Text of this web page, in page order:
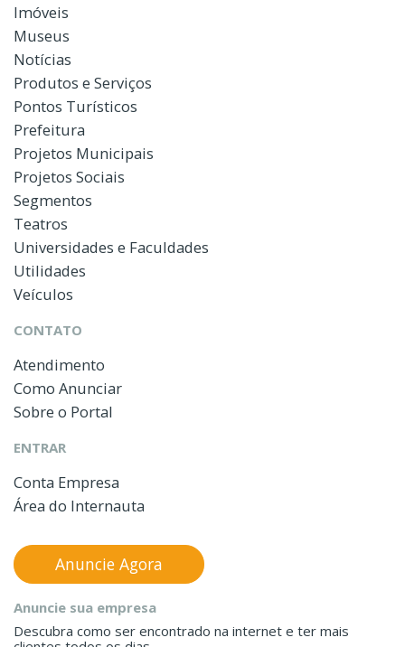
Imóveis
Museus
Notícias
Produtos e Serviços
Pontos Turísticos
Prefeitura
Projetos Municipais
Projetos Sociais
Segmentos
Teatros
Universidades e Faculdades
Utilidades
Veículos
CONTATO
Atendimento
Como Anunciar
Sobre o Portal
ENTRAR
Conta Empresa
Área do Internauta
Anuncie sua empresa
Descubra como ser encontrado na internet e ter mais
Anuncie Agora